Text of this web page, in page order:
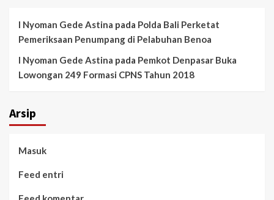
I Nyoman Gede Astina pada Polda Bali Perketat
Pemeriksaan Penumpang di Pelabuhan Benoa
I Nyoman Gede Astina pada Pemkot Denpasar Buka
Lowongan 249 Formasi CPNS Tahun 2018
Arsip
Masuk
Feed entri